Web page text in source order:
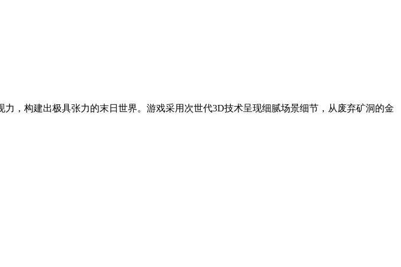
，构建出极具张力的末日世界。游戏采用次世代3D技术呈现细腻场景细节，从废弃矿洞的金